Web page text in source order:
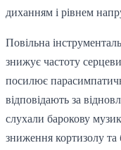
диханням і рівнем
Повільна
знижує частоту
посилює
відповідають за
слухали барокову
зниження кортизолу